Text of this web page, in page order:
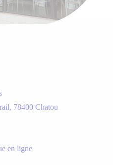
78400 Chatou
en ligne